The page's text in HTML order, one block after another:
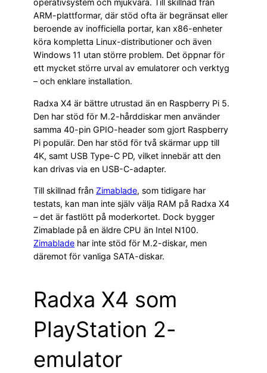
operativsystem och mjukvara. Till skillnad från
ARM-plattformar, där stöd ofta är begränsat eller
beroende av inofficiella portar, kan x86-enheter
köra kompletta Linux-distributioner och även
Windows 11 utan större problem. Det öppnar för
ett mycket större urval av emulatorer och verktyg
– och enklare installation.
Radxa X4 är bättre utrustad än en Raspberry Pi 5.
Den har stöd för M.2-hårddiskar men använder
samma 40-pin GPIO-header som gjort Raspberry
Pi populär. Den har stöd för två skärmar upp till
4K, samt USB Type-C PD, vilket innebär att den
kan drivas via en USB-C-adapter.
Till skillnad från Zimablade, som tidigare har
testats, kan man inte själv välja RAM på Radxa X4
– det är fastlött på moderkortet. Dock bygger
Zimablade på en äldre CPU än Intel N100.
Zimablade har inte stöd för M.2-diskar, men
däremot för vanliga SATA-diskar.
Radxa X4 som
PlayStation 2-
emulator